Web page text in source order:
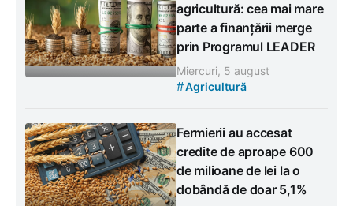
agricultură: cea mai mare
parte a finanțării merge
prin Programul LEADER
Miercuri, 5 august
#Agricultură
Fermierii au accesat
credite de aproape 600
de milioane de lei la o
dobândă de doar 5,1%